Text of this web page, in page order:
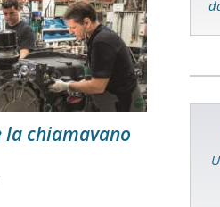
chiamavano